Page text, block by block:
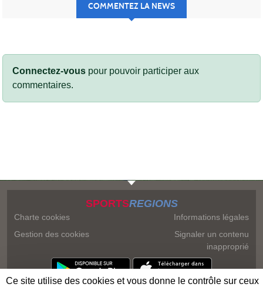
COMMENTEZ LA NEWS
Connectez-vous pour pouvoir participer aux
commentaires.
SPORTSREGIONS
Charte cookies
Gestion des cookies
Informations légales
Signaler un contenu
inapproprié
Ce site utilise des cookies et vous donne le contrôle sur ceux